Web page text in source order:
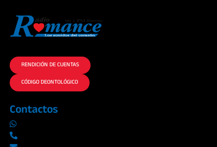
RENDICIÓN DE CUENTAS
CÓDIGO DEONTOLÓGICO
Contactos